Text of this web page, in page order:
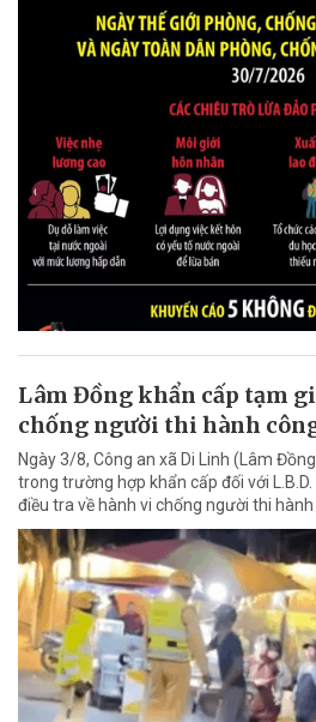
Lâm Đồng khẩn cấp tạm
chống người thi hành
Ngày 3/8, Công an xã Di Linh (Lâm
trong trường hợp khẩn cấp đối với
điều tra về hành vi chống người thi hành